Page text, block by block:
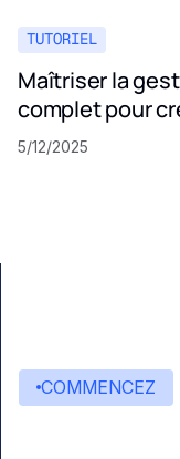
TUTORIEL
Maîtriser la
complet pour
invites LLM
5/12/2025
COMMENCEZ